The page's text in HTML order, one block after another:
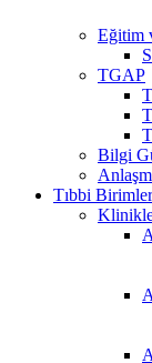
Eğitim
TGAP
Bilgi
Tıbbi